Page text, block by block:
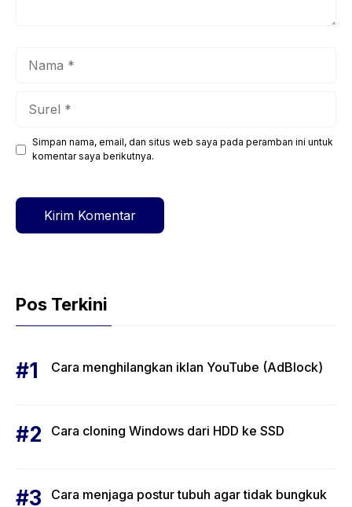
Situs
web
Simpan nama, email, dan situs web saya pada peramban ini untuk
komentar saya berikutnya.
Pos Terkini
Cara menghilangkan iklan YouTube (AdBlock)
Cara cloning Windows dari HDD ke SSD
Cara menjaga postur tubuh agar tidak bungkuk